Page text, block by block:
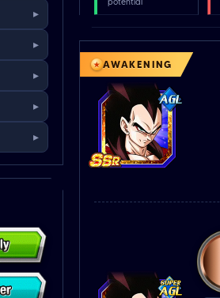
▸
▸
▸
▸
▸
AWAKENING